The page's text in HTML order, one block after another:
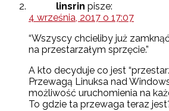
linsrin pisze:
4 września, 2017 o 17:07
“Wszyscy chcieliby już
na przestarzałym sprzęcie.”
A kto decyduje co jest
Przewagą Linuksa nad
możliwość uruchomienia na
To gdzie ta przewaga teraz